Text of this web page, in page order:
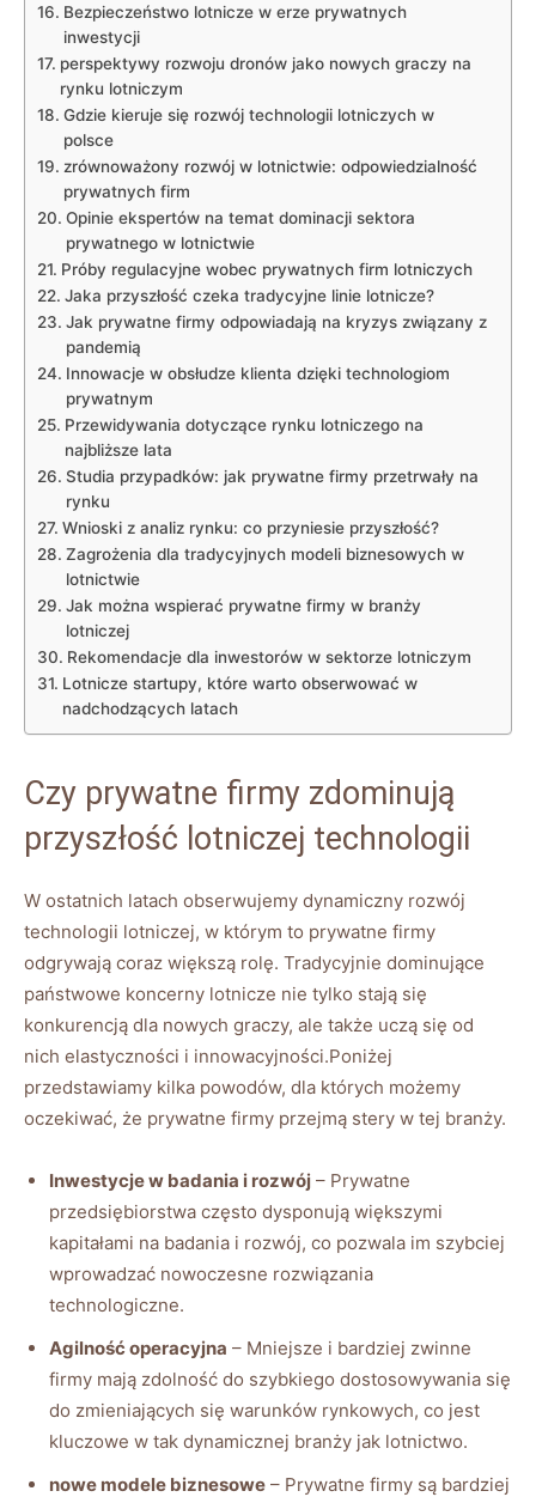
Bezpieczeństwo lotnicze w erze prywatnych
inwestycji
perspektywy rozwoju dronów jako nowych graczy na
rynku lotniczym
Gdzie kieruje się rozwój technologii lotniczych w
polsce
zrównoważony rozwój w lotnictwie: odpowiedzialność
prywatnych firm
Opinie ekspertów na temat dominacji sektora
prywatnego w lotnictwie
Próby regulacyjne wobec prywatnych firm lotniczych
Jaka przyszłość czeka tradycyjne linie lotnicze?
Jak prywatne firmy odpowiadają na kryzys związany z
pandemią
Innowacje w obsłudze klienta dzięki technologiom
prywatnym
Przewidywania dotyczące rynku lotniczego na
najbliższe lata
Studia przypadków: jak prywatne firmy przetrwały na
rynku
Wnioski z analiz rynku: co przyniesie przyszłość?
Zagrożenia dla tradycyjnych modeli biznesowych w
lotnictwie
Jak można wspierać prywatne firmy w branży
lotniczej
Rekomendacje dla inwestorów w sektorze lotniczym
Lotnicze startupy, które warto obserwować w
nadchodzących latach
Czy prywatne firmy zdominują
przyszłość lotniczej technologii
W ostatnich latach obserwujemy dynamiczny rozwój
technologii lotniczej, w którym to prywatne firmy
odgrywają coraz większą rolę. Tradycyjnie dominujące
państwowe koncerny lotnicze nie tylko stają się
konkurencją dla nowych graczy, ale także uczą się od
nich elastyczności i innowacyjności.Poniżej
przedstawiamy kilka powodów, dla których możemy
oczekiwać, że prywatne firmy przejmą stery w tej branży.
Inwestycje w badania i rozwój – Prywatne
przedsiębiorstwa często dysponują większymi
kapitałami na badania i rozwój, co pozwala im szybciej
wprowadzać nowoczesne rozwiązania
technologiczne.
Agilność operacyjna – Mniejsze i bardziej zwinne
firmy mają zdolność do szybkiego dostosowywania się
do zmieniających się warunków rynkowych, co jest
kluczowe w tak dynamicznej branży jak lotnictwo.
nowe modele biznesowe – Prywatne firmy są bardziej